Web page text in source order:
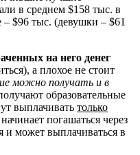
в среднем $158 тыс. в
$96 тыс. (девушки – $61
на него денег
а плохое не стоит
можно получать и в
образовательные
выплачивать только
погашаться через
и может выплачиваться в